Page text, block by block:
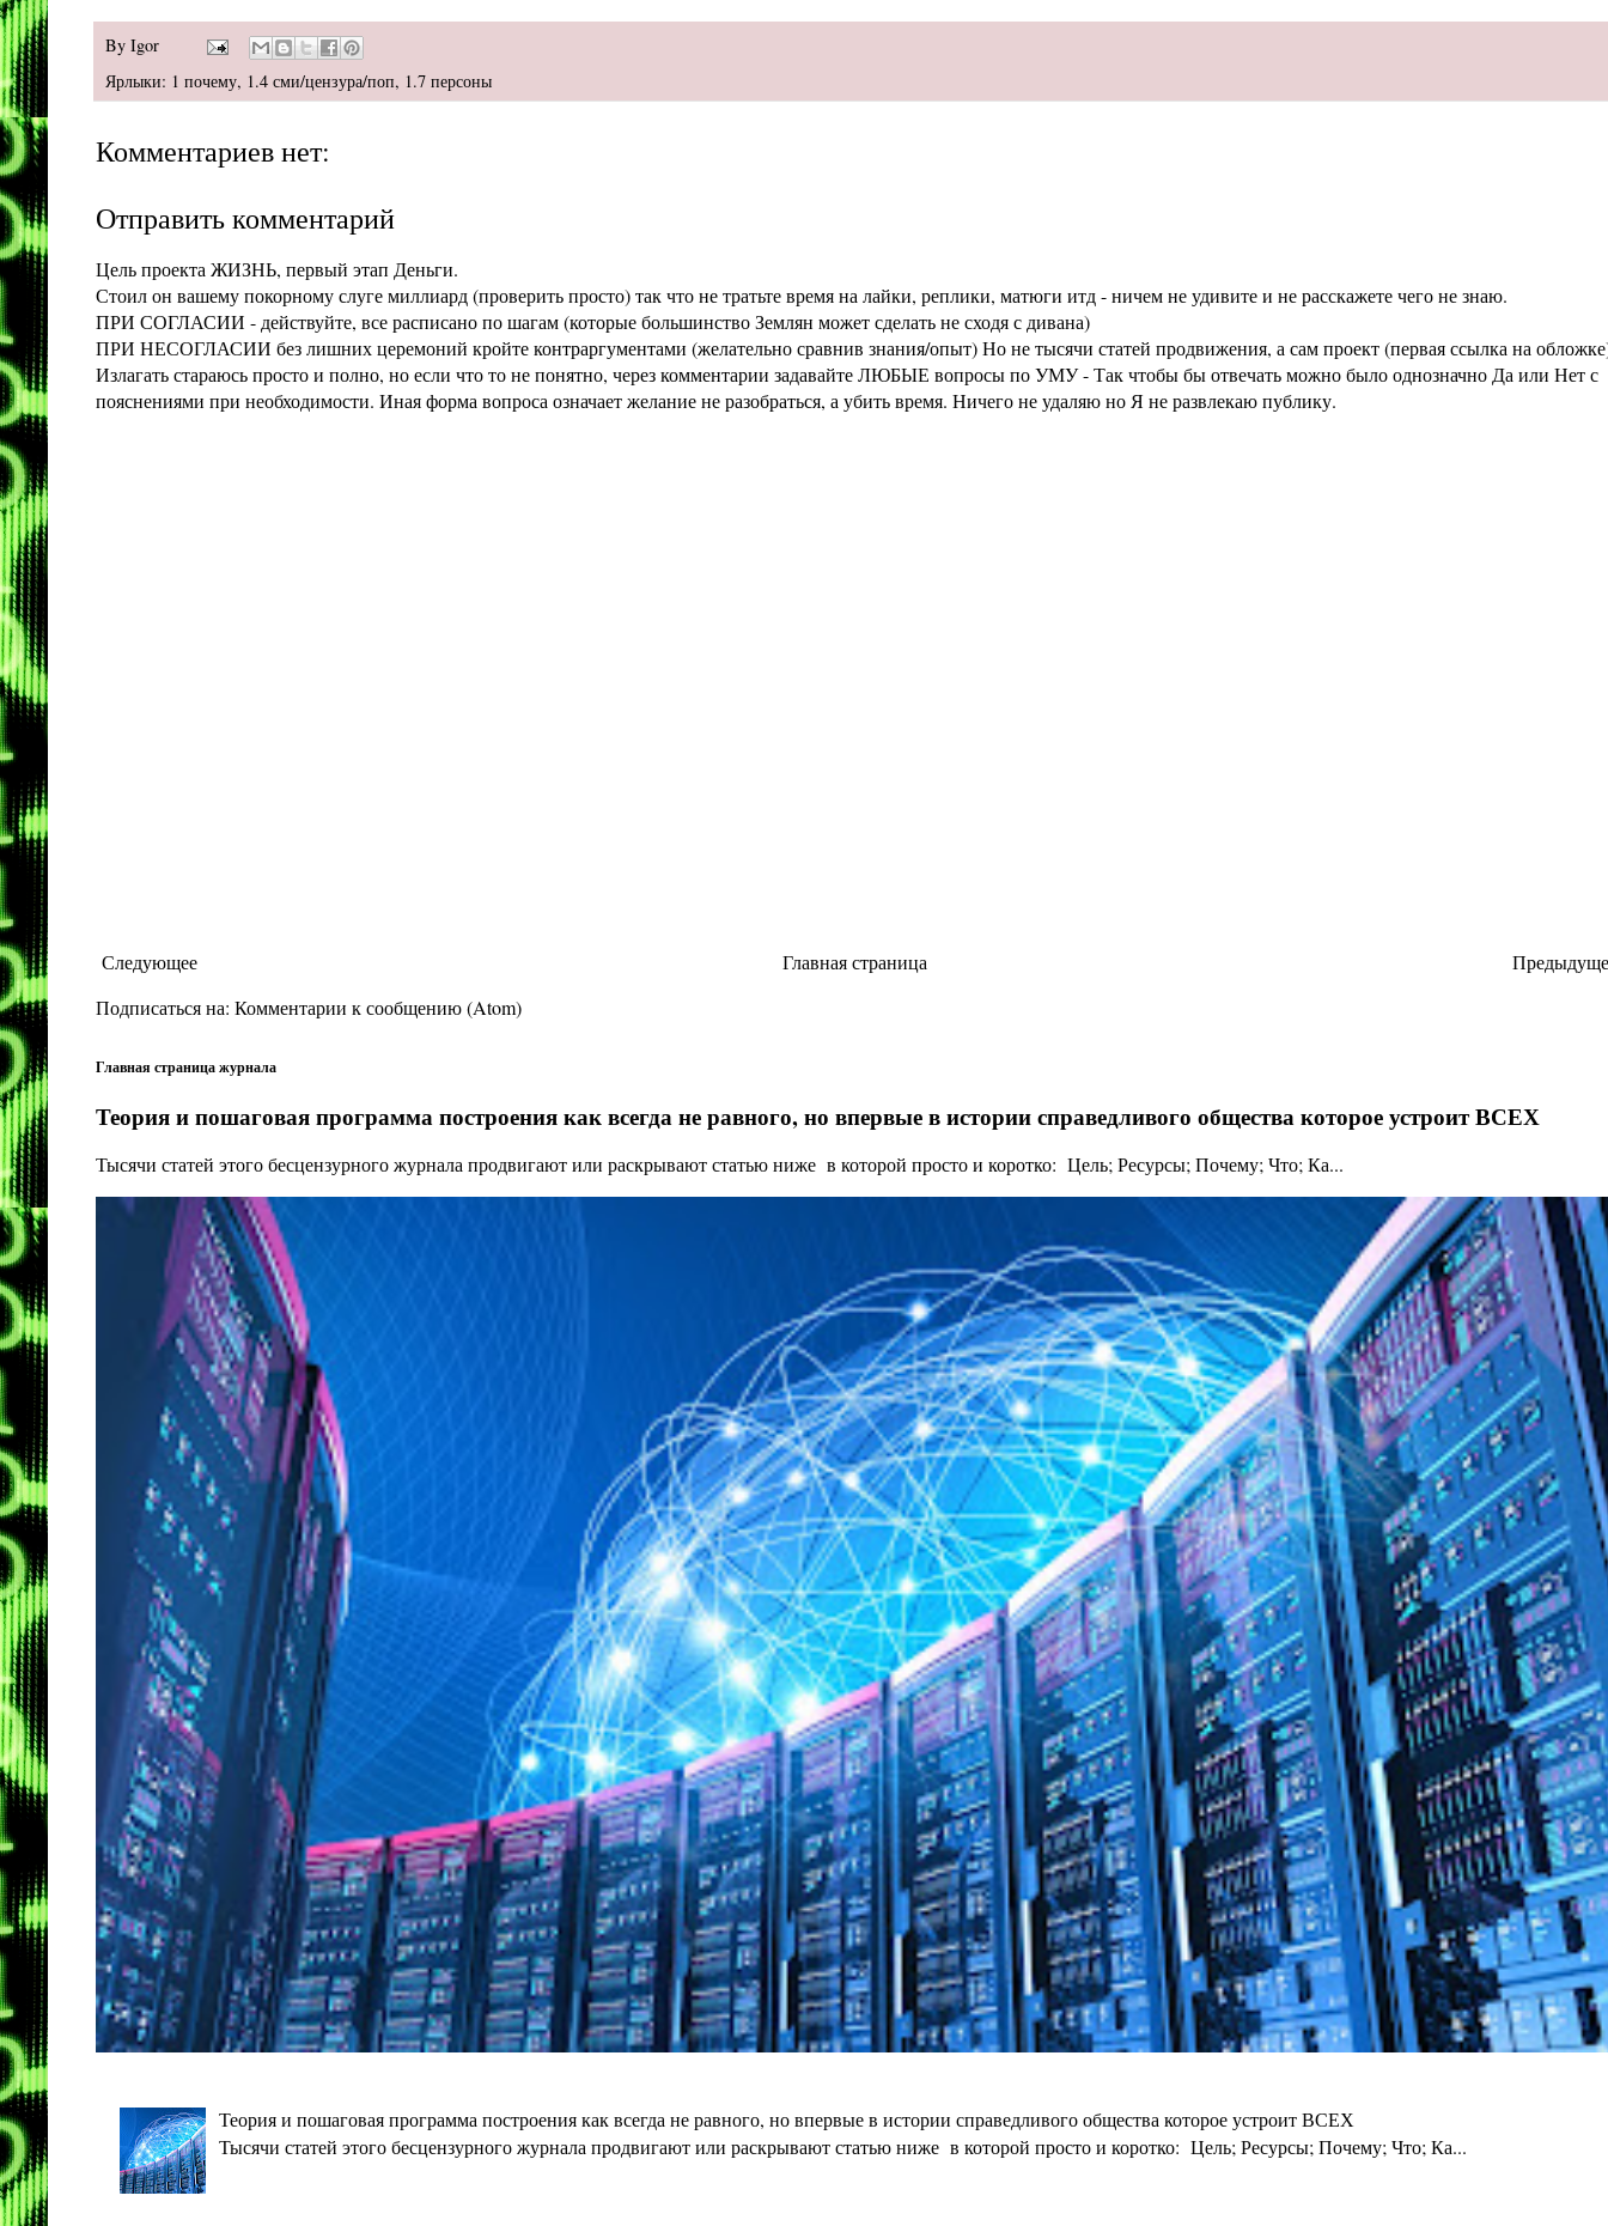
By Igor
Ярлыки: 1 почему, 1.4 сми/цензура/поп, 1.7 персоны
Комментариев нет:
Отправить комментарий
Цель проекта ЖИЗНЬ, первый этап Деньги.
Стоил он вашему покорному слуге миллиард (проверить просто) так что не тратьте время на лайки, реплики, матюги итд - ничем не удивите и не расскажете чего не знаю.
ПРИ СОГЛАСИИ - действуйте, все расписано по шагам (которые большинство Землян может сделать не сходя с дивана)
ПРИ НЕСОГЛАСИИ без лишних церемоний кройте контраргументами (желательно сравнив знания/опыт) Но не тысячи статей продвижения, а сам проект (первая ссылка на
Излагать стараюсь просто и полно, но если что то не понятно, через комментарии задавайте ЛЮБЫЕ вопросы по УМУ - Так чтобы бы отвечать можно было однозначно Да или Нет с
пояснениями при необходимости. Иная форма вопроса означает желание не разобраться, а убить время. Ничего не удаляю но Я не развлекаю публику.
Следующее
Главная страница
Подписаться на: Комментарии к сообщению (Atom)
Главная страница журнала
Теория и пошаговая программа построения как всегда не равного, но впервые в истории справедливого общества которое устроит ВСЕХ
Тысячи статей этого бесцензурного журнала продвигают или раскрывают статью ниже в которой просто и коротко: Цель; Ресурсы; Почему; Что; Ка...
Теория и пошаговая программа построения как всегда не равного, но впервые в истории справедливого общества которое устроит ВСЕХ
Тысячи статей этого бесцензурного журнала продвигают или раскрывают статью ниже в которой просто и коротко: Цель; Ресурсы; Почему; Что; Ка...